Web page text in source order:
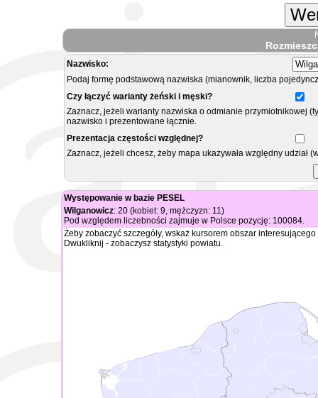
Nazwisko:
Podaj formę podstawową nazwiska (mianownik, liczba
Czy łączyć warianty żeński i męski?
Zaznacz, jeżeli warianty nazwiska o odmianie przymiotnikowej
nazwisko i prezentowane łącznie.
Prezentacja częstości względnej?
Zaznacz, jeżeli chcesz, żeby mapa ukazywała względny
Występowanie w bazie PESEL
Wilganowicz: 20 (kobiet: 9, mężczyzn: 11)
Pod względem liczebności zajmuje w Polsce pozycję: 100084.
Żeby zobaczyć szczegóły, wskaż kursorem obszar
Dwukliknij - zobaczysz statystyki powiatu.